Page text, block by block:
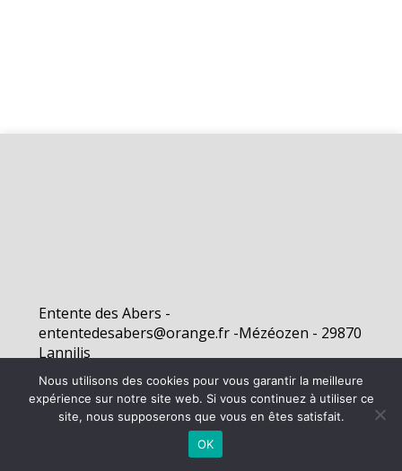
Entente des Abers -
ententedesabers@orange.fr -Mézéozen - 29870
Lannilis
©2026 - Entente des Abers | Site internet réalisé par
MENTIONS LÉGALES
Nous utilisons des cookies pour vous garantir la meilleure
expérience sur notre site web. Si vous continuez à utiliser ce
site, nous supposerons que vous en êtes satisfait.
OK